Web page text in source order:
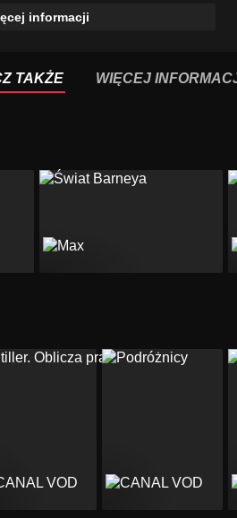
informacji
TAKŻE WIĘCEJ